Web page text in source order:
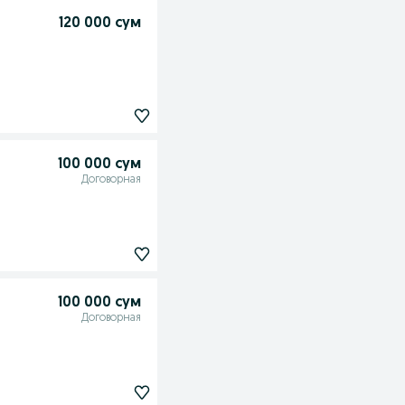
120 000 сум
100 000 сум
Договорная
100 000 сум
Договорная